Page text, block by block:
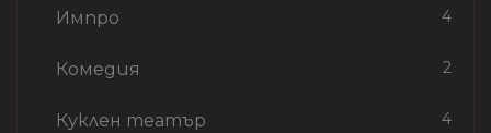
Импро 4
Комедия 2
Куклен театър 4